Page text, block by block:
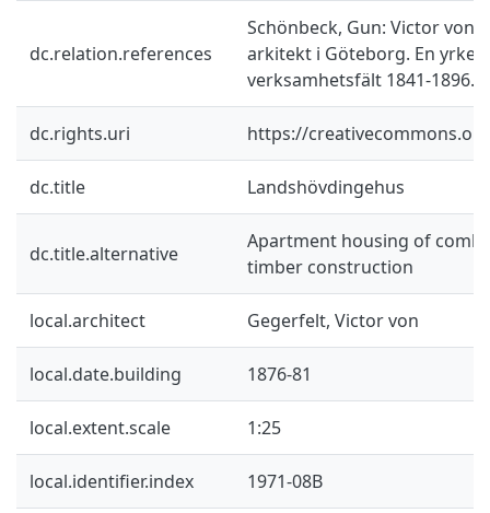
dc.relation.references
Schönbeck, Gun: Victor von
arkitekt i Göteborg. En
verksamhetsfält 1841-1896.
dc.rights.uri https://
dc.title Landshövdingehus
dc.title.alternative
Apartment housing of
timber construction
local.architect Gegerfelt, Victor von
local.date.building 1876-81
local.extent.scale 1:25
local.identifier.index 1971-08B